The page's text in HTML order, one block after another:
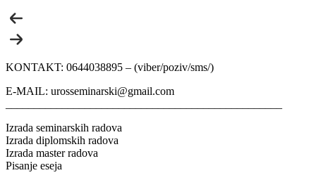
KONTAKT: 0644038895 – (viber/poziv/sms/)
E-MAIL: urosseminarski@gmail.com
Izrada seminarskih radova
Izrada diplomskih radova
Izrada master radova
Pisanje eseja